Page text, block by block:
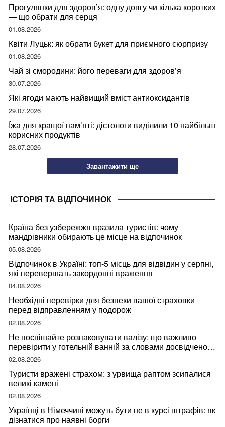
Прогулянки для здоров’я: одну довгу чи кілька коротких
— що обрати для серця
01.08.2026
Квіти Луцьк: як обрати букет для приємного сюрпризу
01.08.2026
Чай зі смородини: його переваги для здоров’я
30.07.2026
Які ягоди мають найвищий вміст антиоксидантів
29.07.2026
Їжа для кращої пам’яті: дієтологи виділили 10 найбільш
корисних продуктів
28.07.2026
Завантажити ще
ІСТОРІЯ ТА ВІДПОЧИНОК
Країна без узбережжя вразила туристів: чому
мандрівники обирають це місце на відпочинок
05.08.2026
Відпочинок в Україні: топ-5 місць для відвідин у серпні,
які перевершать закордонні враження
04.08.2026
Необхідні перевірки для безпеки вашої страховки
перед відправленням у подорож
02.08.2026
Не поспішайте розпаковувати валізу: що важливо
перевірити у готельній ванній за словами досвідченої
мандрівниці
02.08.2026
Туристи вражені страхом: з урвища раптом зсипалися
великі камені
02.08.2026
Українці в Німеччині можуть бути не в курсі штрафів: як
дізнатися про наявні борги